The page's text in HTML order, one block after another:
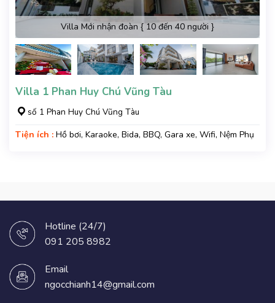
Villa Mới nhận đoàn { 10 đến 40 người }
Villa 1 Phan Huy Chú Vũng Tàu
số 1 Phan Huy Chú Vũng Tàu
Tiện ích : Hồ bơi, Karaoke, Bida, BBQ, Gara xe, Wifi, Nệm Phụ
Hotline (24/7)
091 205 8982
Email
ngocchianh14@gmail.com